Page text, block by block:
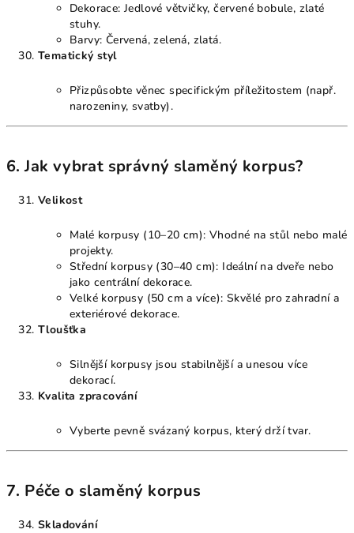
Dekorace: Jedlové větvičky, červené bobule, zlaté
stuhy.
Barvy: Červená, zelená, zlatá.
Tematický styl
Přizpůsobte věnec specifickým příležitostem (např.
narozeniny, svatby).
6. Jak vybrat správný slaměný korpus?
Velikost
Malé korpusy (10–20 cm): Vhodné na stůl nebo malé
projekty.
Střední korpusy (30–40 cm): Ideální na dveře nebo
jako centrální dekorace.
Velké korpusy (50 cm a více): Skvělé pro zahradní a
exteriérové dekorace.
Tloušťka
Silnější korpusy jsou stabilnější a unesou více
dekorací.
Kvalita zpracování
Vyberte pevně svázaný korpus, který drží tvar.
7. Péče o slaměný korpus
Skladování